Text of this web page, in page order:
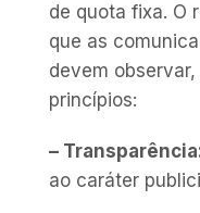
de quota fixa. O
que as
devem
princípios:
–
ao caráter